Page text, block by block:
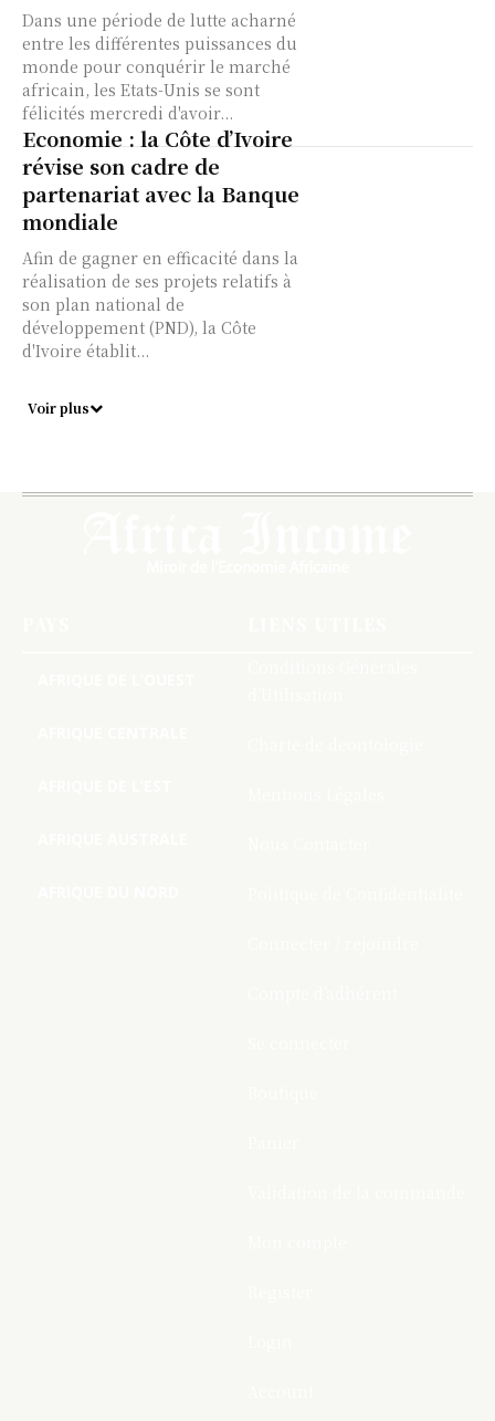
Dans une période de lutte acharné
entre les différentes puissances du
monde pour conquérir le marché
africain, les Etats-Unis se sont
félicités mercredi d'avoir...
Economie : la Côte d’Ivoire
révise son cadre de
partenariat avec la Banque
mondiale
Afin de gagner en efficacité dans la
réalisation de ses projets relatifs à
son plan national de
développement (PND), la Côte
d'Ivoire établit...
Voir plus